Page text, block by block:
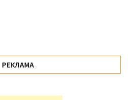
РЕКЛАМА